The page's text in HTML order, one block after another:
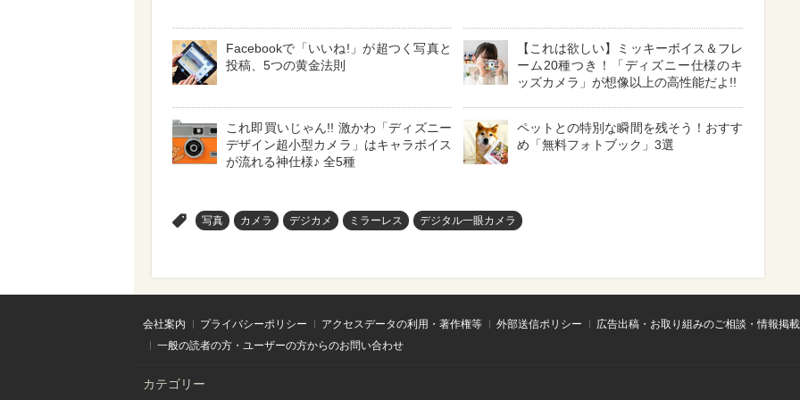
Facebookで「いいね!」が超つく写真と
投稿、5つの黄金法則
【これは欲しい】ミッキーボイス＆フレ
ーム20種つき！「ディズニー仕様のキ
ッズカメラ」が想像以上の高性能だよ!!
これ即買いじゃん!! 激かわ「ディズニー
デザイン超小型カメラ」はキャラボイス
が流れる神仕様♪ 全5種
ペットとの特別な瞬間を残そう！おすす
め「無料フォトブック」3選
写真 カメラ デジカメ ミラーレス デジタル一眼カメラ
会社案内 プライバシーポリシー アクセスデータの利用・著作権等 外部送信ポリシー
広告出稿・お取り組みのご相談・情報掲
一般の読者の方・ユーザーの方からのお問い合わせ
カテゴリー